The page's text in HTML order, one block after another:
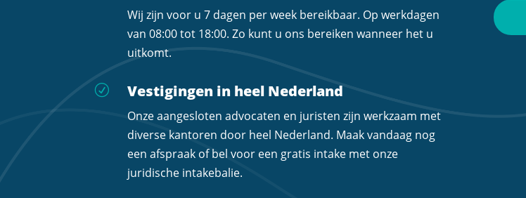
Wij zijn voor u 7 dagen per week bereikbaar. Op werkdagen
van 08:00 tot 18:00. Zo kunt u ons bereiken wanneer het u
uitkomt.
R Vestigingen in heel Nederland
Onze aangesloten advocaten en juristen zijn werkzaam met
diverse kantoren door heel Nederland. Maak vandaag nog
een afspraak of bel voor een gratis intake met onze
juridische intakebalie.